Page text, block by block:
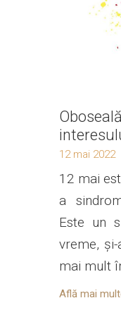
12 mai 2022
12 mai
a
Este un
vreme,
mai mult
Află mai